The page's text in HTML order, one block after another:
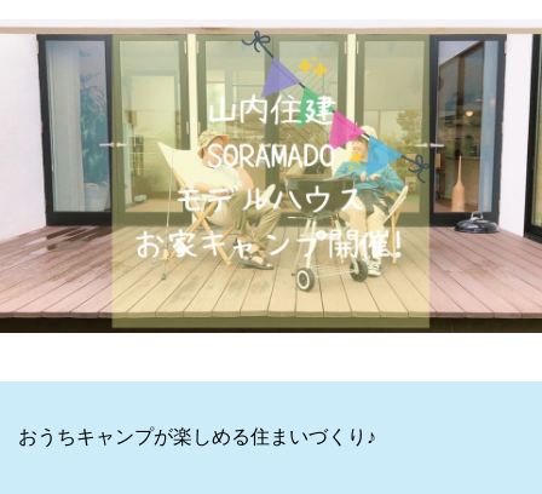
おうちキャンプが楽しめる住まいづくり♪